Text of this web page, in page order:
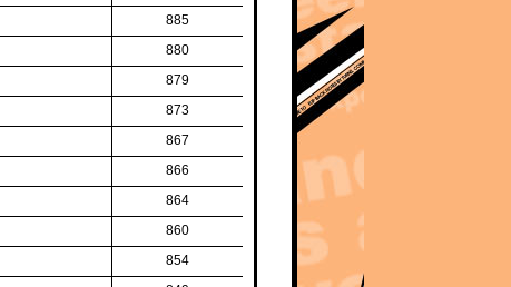
885
880
879
873
867
866
864
860
854